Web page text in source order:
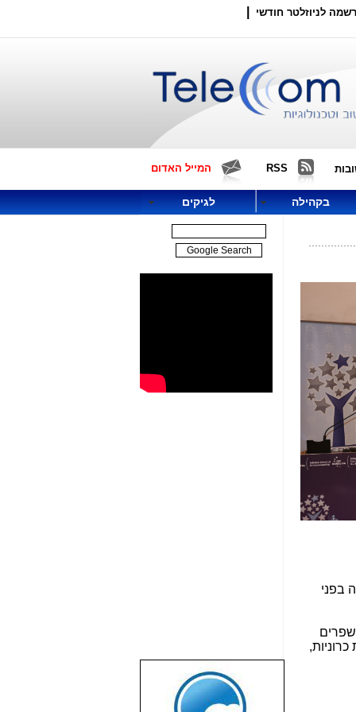
לניוזלטר חודשי
RSS המייל האדום
בקהילה לגיקים
דקה בפני
שבוע טוב לכל
הגולשים באשר
הם!!!